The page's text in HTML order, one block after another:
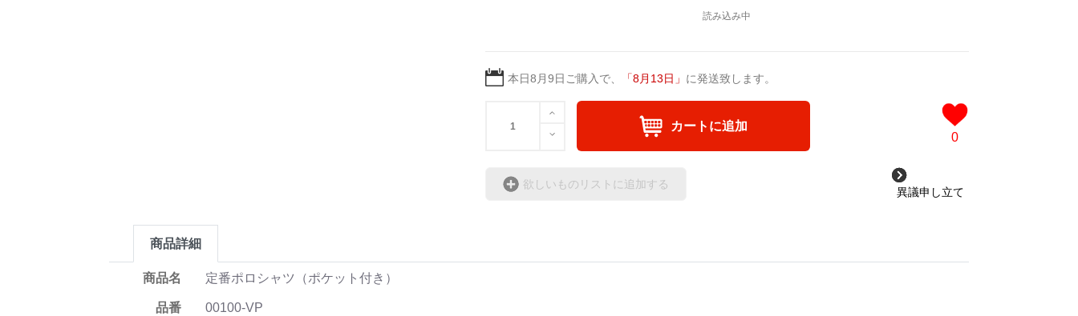
本日8月9日 ご購入で、 「8月13日 」 に発送致します。
カートに追加
0
欲しいものリストに追加する
異議申し立て
商品詳細
商品名 定番ポロシャツ（ポケット付き）
品番 00100-VP